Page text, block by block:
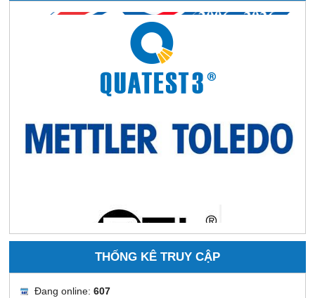
THỐNG KÊ TRUY CẬP
Đang online:607